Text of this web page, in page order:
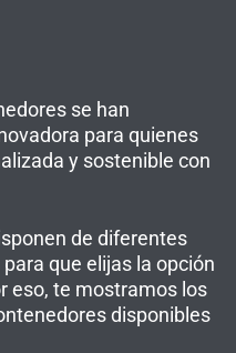
se han
para quienes
y sostenible con
de diferentes
que elijas la opción
eso, te mostramos los
disponibles